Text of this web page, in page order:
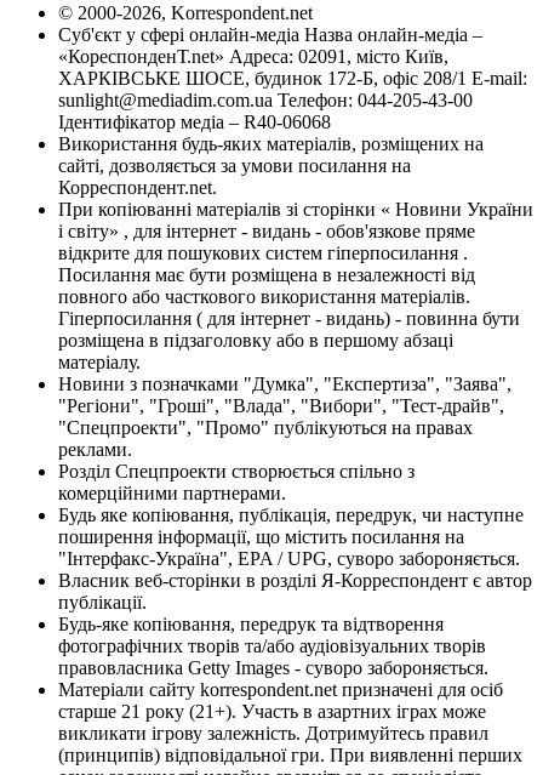
© 2000-2026, Korrespondent.net
Суб'єкт у сфері онлайн-медіа Назва онлайн-медіа –
«КореспонденТ.net» Адреса: 02091, місто Київ,
ХАРКІВСЬКЕ ШОСЕ, будинок 172-Б, офіс 208/1 E-mail:
sunlight@mediadim.com.ua Телефон: 044-205-43-00
Ідентифікатор медіа – R40-06068
Використання будь-яких матеріалів, розміщених на
сайті, дозволяється за умови посилання на
Корреспондент.net.
При копіюванні матеріалів зі сторінки « Новини України
і світу» , для інтернет - видань - обов'язкове пряме
відкрите для пошукових систем гіперпосилання .
Посилання має бути розміщена в незалежності від
повного або часткового використання матеріалів.
Гіперпосилання ( для інтернет - видань) - повинна бути
розміщена в підзаголовку або в першому абзаці
матеріалу.
Новини з позначками "Думка", "Експертиза", "Заява",
"Регіони", "Гроші", "Влада", "Вибори", "Тест-драйв",
"Спецпроекти", "Промо" публікуються на правах
реклами.
Розділ Спецпроекти створюється спільно з
комерційними партнерами.
Будь яке копіювання, публікація, передрук, чи наступне
поширення інформації, що містить посилання на
"Інтерфакс-Україна", EPA / UPG, суворо забороняється.
Власник веб-сторінки в розділі Я-Корреспондент є автор
публікації.
Будь-яке копіювання, передрук та відтворення
фотографічних творів та/або аудіовізуальних творів
правовласника Getty Images - суворо забороняється.
Матеріали сайту korrespondent.net призначені для осіб
старше 21 року (21+). Участь в азартних іграх може
викликати ігрову залежність. Дотримуйтесь правил
(принципів) відповідальної гри. При виявленні перших